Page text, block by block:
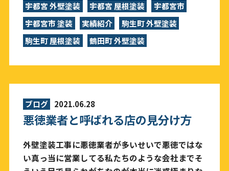
宇都宮 外壁塗装
宇都宮 屋根塗装
宇都宮市
宇都宮市 塗装
実績紹介
駒生町 外壁塗装
駒生町 屋根塗装
鶴田町 外壁塗装
ブログ 2021.06.28
悪徳業者と呼ばれる店の見分け方
外壁塗装工事に悪徳業者が多いせいで悪徳ではな
い真っ当に営業してる私たちのような会社までそ